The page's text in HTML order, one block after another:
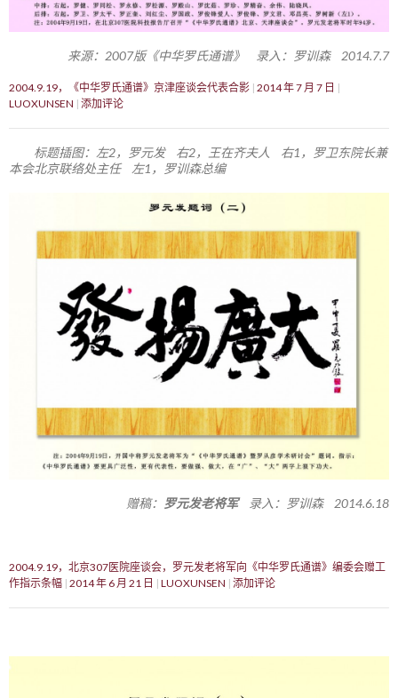
来源：2007版《中华罗氏通谱》 录入：罗训森 2014.7.7
2004.9.19，《中华罗氏通谱》京津座谈会代表合影 2014 年 7 月 7 日
LUOXUNSEN 添加评论
标题插图：左2，罗元发 右2，王在齐夫人 右1，罗卫东院长兼
本会北京联络处主任 左1，罗训森总编
赠稿： 罗元发老将军录入：罗训森 2014.6.18
2004.9.19，北京307医院座谈会，罗元发老将军向《中华罗氏通谱》编委会赠工
作指示条幅 2014 年 6 月 21 日 LUOXUNSEN 添加评论